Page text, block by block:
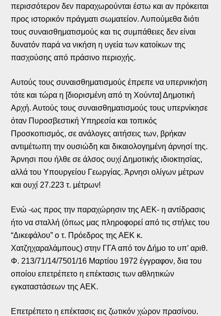
περισσότερον δεν παραχωρούνται έστω και αν πρόκειται
προς ιστορικόν πράγματι σωματείον. Λυπούμεθα διότι
τους συναισθηματισμούς και τις συμπάθειες δεν είναι
δυνατόν παρά να νικήση η υγεία των κατοίκων της
πασχούσης από πράσινο περιοχής.
Αυτούς τους συναισθηματισμούς έπρεπε να υπερνικήση
τότε και τώρα η [διορισμένη από τη Χούντα] Δημοτική
Αρχή. Αυτούς τους συναισθηματισμούς τους υπερνίκησε
όταν Πυροσβεστική Υπηρεσία και τοπικός
Προσκοπισμός, σε ανάλογες αιτήσεις των, βρήκαν
αντιμέτωπη την ουσιώδη και δικαιολογημένη άρνησί της.
Άρνησι που ήλθε σε άλσος ουχί Δημοτικής ιδιοκτησίας,
αλλά του Υπουργείου Γεωργίας. Άρνησι ολίγων μέτρων
και ουχί 27.223 τ. μέτρων!
Ενώ -ως προς την παραχώρησιν της ΑΕΚ- η αντίδρασις
ήτο να σταλλή (όπως μας πληροφορεί από τις στήλες του
“Δικεφάλου” ο τ. Πρόεδρος της ΑΕΚ κ.
Χατζηχαραλάμπους) στην ΓΓΑ από τον Δήμο το υπ’ αριθ.
Φ. 213/71/14/7501/16 Μαρτίου 1972 έγγραφον, δια του
οποίου επετρέπετο η επέκτασις των αθλητικών
εγκαταστάσεων της ΑΕΚ.
Επετρέπετο η επέκτασις εις ζωτικόν χώρον πρασίνου.